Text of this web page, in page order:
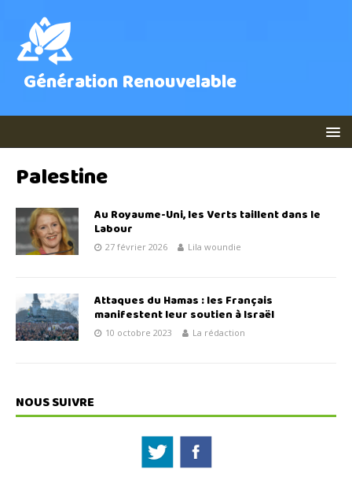
Génération Renouvelable
Palestine
Au Royaume-Uni, les Verts taillent dans le
Labour
27 février 2026 Lila woundie
Attaques du Hamas : les Français
manifestent leur soutien à Israël
10 octobre 2023 La rédaction
NOUS SUIVRE